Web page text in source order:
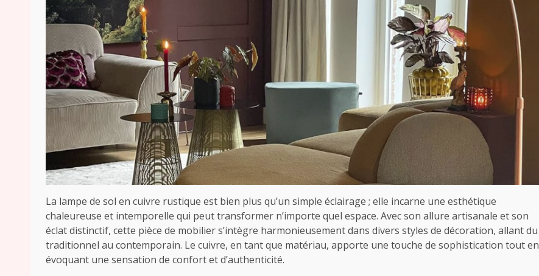
La lampe de sol en cuivre rustique est bien plus qu’un simple éclairage ; elle incarne une esthétique
chaleureuse et intemporelle qui peut transformer n’importe quel espace. Avec son allure artisanale et son
éclat distinctif, cette pièce de mobilier s’intègre harmonieusement dans divers styles de décoration, allant du
traditionnel au contemporain. Le cuivre, en tant que matériau, apporte une touche de sophistication tout en
évoquant une sensation de confort et d’authenticité.